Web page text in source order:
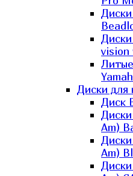
vision
Диски для
Диск
Am)
Am)